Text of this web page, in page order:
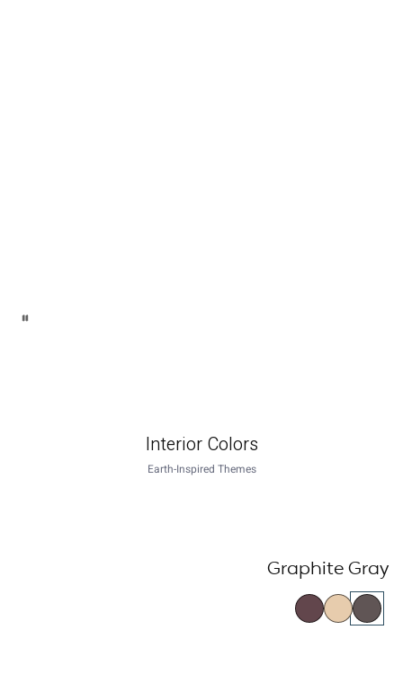
Interior Colors
Earth-Inspired Themes
Graphite Gray